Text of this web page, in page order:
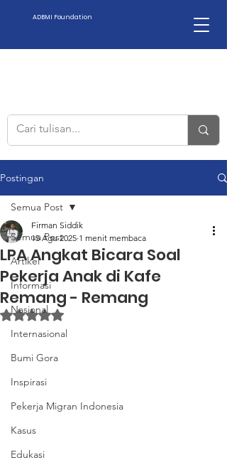
ADBMI Foundation
Postingan
Semua Post
Artikel
Informasi
Nasional
Internasional
Bumi Gora
Inspirasi
Pekerja Migran Indonesia
Kasus
Edukasi
Semua Post
LPA Angkat Bicara Soal
Pekerja Anak di Kafe
Remang - Remang
Firman Siddik
15 Agu 2025 1 menit membaca
Dinilai NaN dari 5 bintang.